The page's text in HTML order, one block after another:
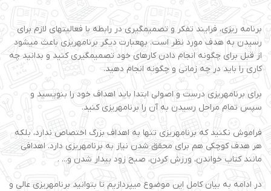
برنامه ریزی، فرایند تفکر و تصمیمگیری در رابطه با فعالیتهای لازم برای
رسیدن به هدف مورد نظر است. بهعبارت دیگر برنامهریزی باعث میشود
از قبل برای چگونه انجام دادن کارهای خود تصمیمگیری کنید و بدانید چه
کاری را باید در چه زمانی و چگونه انجام دهید.
برای برنامهریزی درست و اصولی ابتدا باید اهداف خود را بنویسید و
سپس تمام مراحل رسیدن به آن را برنامهریزی کنید.
فراموش نکنید که برنامهریزی تنها به اهداف بزرگ اختصاص ندارد، بلکه
هر هدف کوچکی هم برای محقق شدن نیاز به برنامهریزی دارد. اهدافی
مانند کتاب خواندن، ورزش کردن، صبح زود بیدار شدن و... .
در ادامه به بیان کامل این موضوع میپردازیم تا بتوانید برنامهریزی عالی و